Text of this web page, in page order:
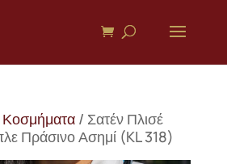
Κοσμήματα/ Σατέν Πλισέ
Πράσινο Ασημί (KL 318)